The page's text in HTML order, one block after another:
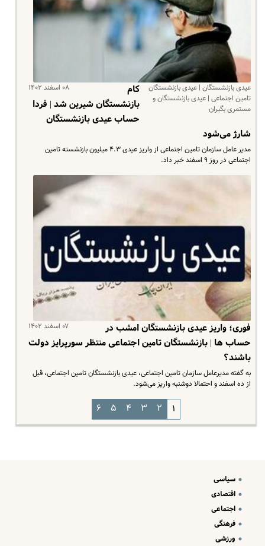
عیدی بازنشستگان | عیدی بازنشستگان
تامین اجتماعی | عیدی بازنشستگان و
مستمری بگیران
۰۸ اسفند ۱۴۰۲
کام
بازنشستگان شیرین شد | فردا
حساب‌ عیدی بازنشستگان
شارژ می‌شود
مدیر عامل سازمان تامین اجتماعی از واریز عیدی ۴.۳ میلیون بازنشسته تامین
اجتماعی در روز ۹ اسفند خبر داد.
۰۷ اسفند ۱۴۰۲
فوری؛ واریز عیدی بازنشستگان امشب در
حساب ها | بازنشستگان تامین اجتماعی منتظر سورپرایز دولت
باشند؟
به گفته مدیرعامل سازمان تامین اجتماعی، عیدی بازنشستگان تامین اجتماعی، قبل
از ده اسفند و احتمالا دوشنبه واریز می‌شود.
۱ ۲ ۳ ۴ ۵ ۶
سیاسی
اقتصادی
اجتماعی
فرهنگی
ورزشی